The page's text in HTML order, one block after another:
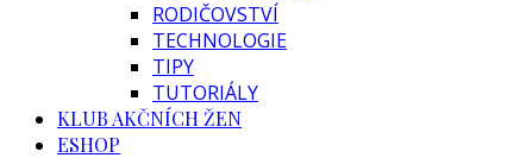
RODIČOVSTVÍ
TECHNOLOGIE
TIPY
TUTORIÁLY
KLUB AKČNÍCH ŽEN
ESHOP